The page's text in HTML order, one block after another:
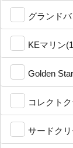
グランド
KEマリン
Golden
コレクト
サードク